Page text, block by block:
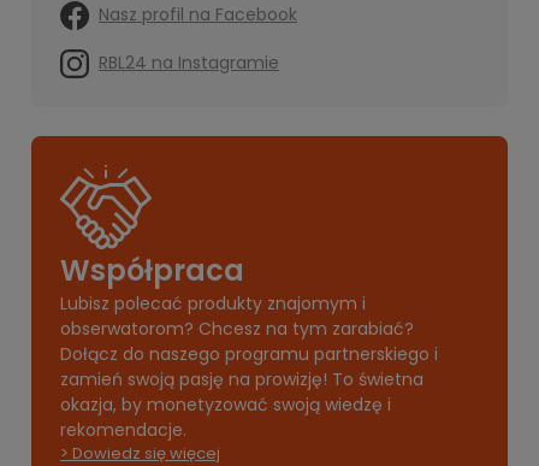
Nasz profil na Facebook
RBL24 na Instagramie
Współpraca
Lubisz polecać produkty znajomym i
obserwatorom? Chcesz na tym zarabiać?
Dołącz do naszego programu partnerskiego i
zamień swoją pasję na prowizję! To świetna
okazja, by monetyzować swoją wiedzę i
rekomendacje.
> Dowiedz się więcej